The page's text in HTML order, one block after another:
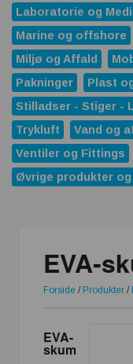
Laboratorie og
Marine og offshore
Miljø og Affald
Pakninger
Plast
Stilladser - Stiger -
Trykluft
Vand og
Ventiler og Fittings
Øvrige produkter
EVA-
Forside / Produkter /
EVA-
skum